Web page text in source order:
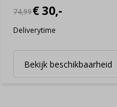
74,99€ 30,-
Deliverytime
Bekijk beschikbaarheid